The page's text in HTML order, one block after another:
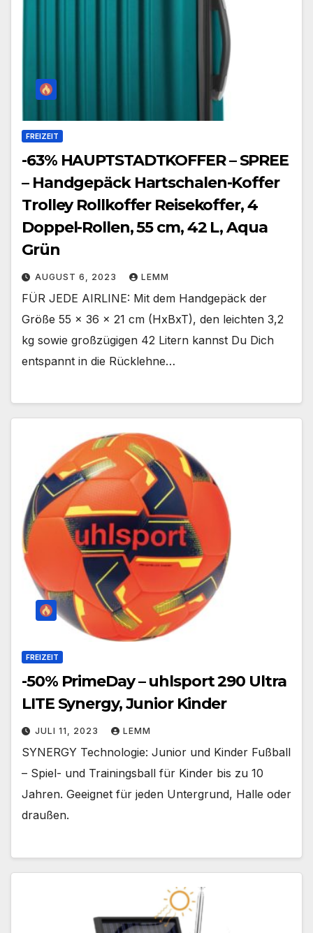
FREIZEIT
-63% HAUPTSTADTKOFFER – SPREE
– Handgepäck Hartschalen-Koffer
Trolley Rollkoffer Reisekoffer, 4
Doppel-Rollen, 55 cm, 42 L, Aqua
Grün
AUGUST 6, 2023 LEMM
FÜR JEDE AIRLINE: Mit dem Handgepäck der
Größe 55 x 36 x 21 cm (HxBxT), den leichten 3,2
kg sowie großzügigen 42 Litern kannst Du Dich
entspannt in die Rücklehne…
FREIZEIT
-50% PrimeDay – uhlsport 290 Ultra
LITE Synergy, Junior Kinder
JULI 11, 2023 LEMM
SYNERGY Technologie: Junior und Kinder Fußball
– Spiel- und Trainingsball für Kinder bis zu 10
Jahren. Geeignet für jeden Untergrund, Halle oder
draußen.